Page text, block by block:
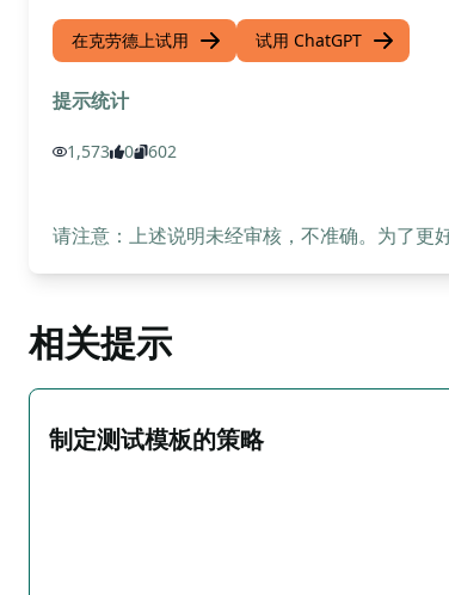
在克劳德上试用 试用 ChatGPT
提示统计
1,573 0 602
请注意：上述说明未经审核，不准确。为了更
相关提示
制定测试模板的策略